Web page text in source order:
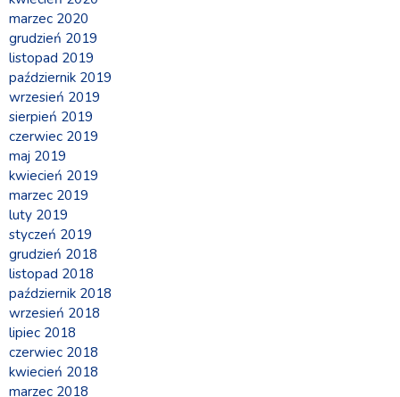
marzec 2020
grudzień 2019
listopad 2019
październik 2019
wrzesień 2019
sierpień 2019
czerwiec 2019
maj 2019
kwiecień 2019
marzec 2019
luty 2019
styczeń 2019
grudzień 2018
listopad 2018
październik 2018
wrzesień 2018
lipiec 2018
czerwiec 2018
kwiecień 2018
marzec 2018